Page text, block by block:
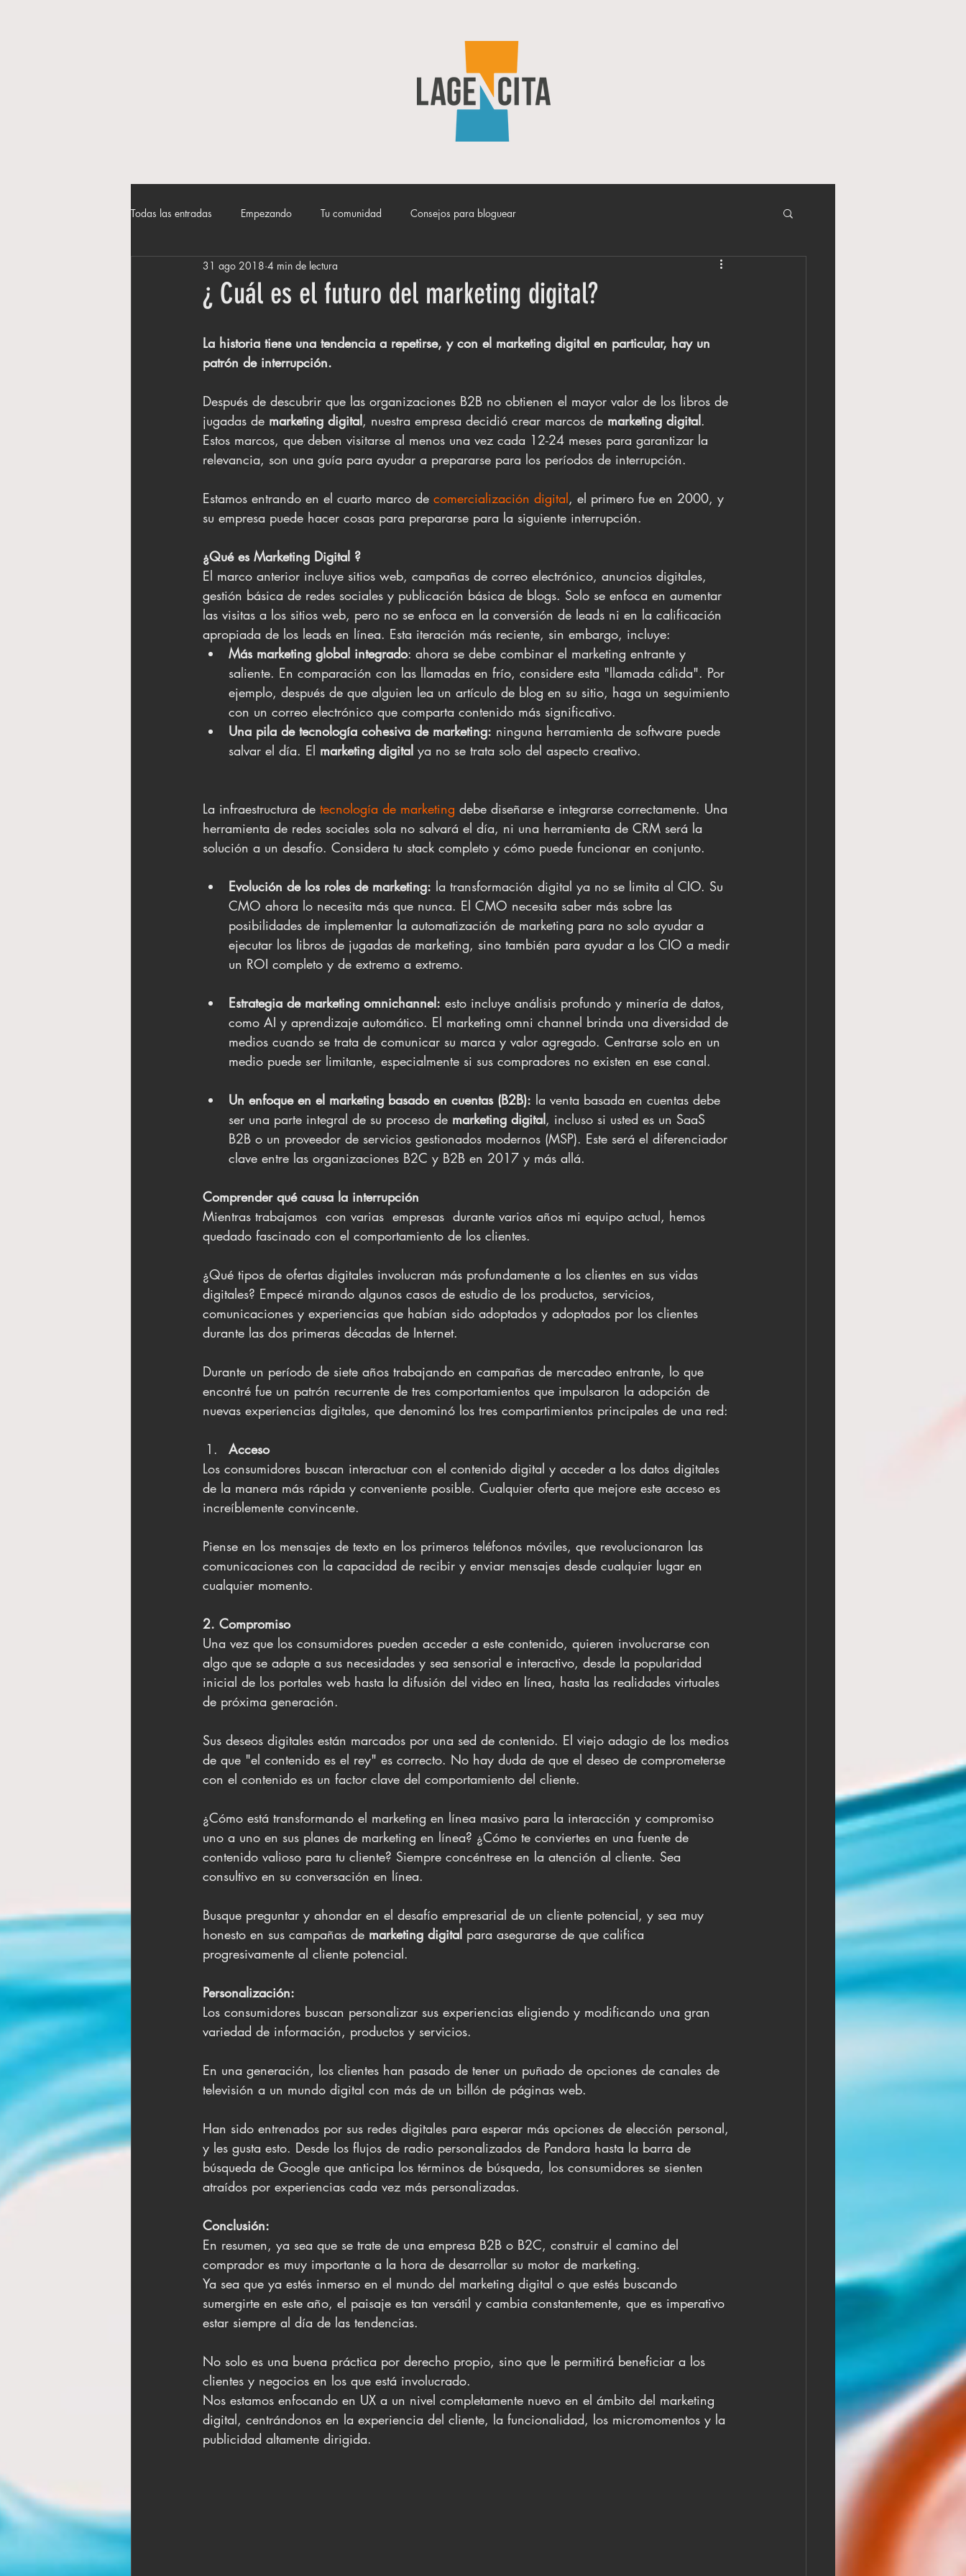
Todas las entradas Empezando Tu comunidad Consejos para bloguear
¿ Cuál es el futuro del marketing digital?
31 ago 2018 4 min de lectura
La historia tiene una tendencia a repetirse, y con el marketing digital en particular, hay un
patrón de interrupción.
Después de descubrir que las organizaciones B2B no obtienen el mayor valor de los libros de
jugadas de marketing digital, nuestra empresa decidió crear marcos de marketing digital.
Estos marcos, que deben visitarse al menos una vez cada 12-24 meses para garantizar la
relevancia, son una guía para ayudar a prepararse para los períodos de interrupción.
Estamos entrando en el cuarto marco de comercialización digital, el primero fue en 2000, y
su empresa puede hacer cosas para prepararse para la siguiente interrupción.
¿Qué es Marketing Digital ?
El marco anterior incluye sitios web, campañas de correo electrónico, anuncios digitales,
gestión básica de redes sociales y publicación básica de blogs. Solo se enfoca en aumentar
las visitas a los sitios web, pero no se enfoca en la conversión de leads ni en la calificación
apropiada de los leads en línea. Esta iteración más reciente, sin embargo, incluye:
Más marketing global integrado: ahora se debe combinar el marketing entrante y
saliente. En comparación con las llamadas en frío, considere esta "llamada cálida". Por
ejemplo, después de que alguien lea un artículo de blog en su sitio, haga un seguimiento
con un correo electrónico que comparta contenido más significativo.
Una pila de tecnología cohesiva de marketing: ninguna herramienta de software puede
salvar el día. El marketing digital ya no se trata solo del aspecto creativo.
La infraestructura de tecnología de marketing debe diseñarse e integrarse correctamente. Una
herramienta de redes sociales sola no salvará el día, ni una herramienta de CRM será la
solución a un desafío. Considera tu stack completo y cómo puede funcionar en conjunto.
Evolución de los roles de marketing: la transformación digital ya no se limita al CIO. Su
CMO ahora lo necesita más que nunca. El CMO necesita saber más sobre las
posibilidades de implementar la automatización de marketing para no solo ayudar a
ejecutar los libros de jugadas de marketing, sino también para ayudar a los CIO a medir
un ROI completo y de extremo a extremo.
Estrategia de marketing omnichannel: esto incluye análisis profundo y minería de datos,
como AI y aprendizaje automático. El marketing omni channel brinda una diversidad de
medios cuando se trata de comunicar su marca y valor agregado. Centrarse solo en un
medio puede ser limitante, especialmente si sus compradores no existen en ese canal.
Un enfoque en el marketing basado en cuentas (B2B): la venta basada en cuentas debe
ser una parte integral de su proceso de marketing digital, incluso si usted es un SaaS
B2B o un proveedor de servicios gestionados modernos (MSP). Este será el diferenciador
clave entre las organizaciones B2C y B2B en 2017 y más allá.
Comprender qué causa la interrupción
Mientras trabajamos  con varias  empresas  durante varios años mi equipo actual, hemos
quedado fascinado con el comportamiento de los clientes.
¿Qué tipos de ofertas digitales involucran más profundamente a los clientes en sus vidas
digitales? Empecé mirando algunos casos de estudio de los productos, servicios,
comunicaciones y experiencias que habían sido adoptados y adoptados por los clientes
durante las dos primeras décadas de Internet.
Durante un período de siete años trabajando en campañas de mercadeo entrante, lo que
encontré fue un patrón recurrente de tres comportamientos que impulsaron la adopción de
nuevas experiencias digitales, que denominó los tres compartimientos principales de una red:
Acceso
Los consumidores buscan interactuar con el contenido digital y acceder a los datos digitales
de la manera más rápida y conveniente posible. Cualquier oferta que mejore este acceso es
increíblemente convincente.
Piense en los mensajes de texto en los primeros teléfonos móviles, que revolucionaron las
comunicaciones con la capacidad de recibir y enviar mensajes desde cualquier lugar en
cualquier momento.
2. Compromiso
Una vez que los consumidores pueden acceder a este contenido, quieren involucrarse con
algo que se adapte a sus necesidades y sea sensorial e interactivo, desde la popularidad
inicial de los portales web hasta la difusión del video en línea, hasta las realidades virtuales
de próxima generación.
Sus deseos digitales están marcados por una sed de contenido. El viejo adagio de los medios
de que "el contenido es el rey" es correcto. No hay duda de que el deseo de comprometerse
con el contenido es un factor clave del comportamiento del cliente.
¿Cómo está transformando el marketing en línea masivo para la interacción y compromiso
uno a uno en sus planes de marketing en línea? ¿Cómo te conviertes en una fuente de
contenido valioso para tu cliente? Siempre concéntrese en la atención al cliente. Sea
consultivo en su conversación en línea.
Busque preguntar y ahondar en el desafío empresarial de un cliente potencial, y sea muy
honesto en sus campañas de marketing digital para asegurarse de que califica
progresivamente al cliente potencial.
Personalización:
Los consumidores buscan personalizar sus experiencias eligiendo y modificando una gran
variedad de información, productos y servicios.
En una generación, los clientes han pasado de tener un puñado de opciones de canales de
televisión a un mundo digital con más de un billón de páginas web.
Han sido entrenados por sus redes digitales para esperar más opciones de elección personal,
y les gusta esto. Desde los flujos de radio personalizados de Pandora hasta la barra de
búsqueda de Google que anticipa los términos de búsqueda, los consumidores se sienten
atraídos por experiencias cada vez más personalizadas.
Conclusión:
En resumen, ya sea que se trate de una empresa B2B o B2C, construir el camino del
comprador es muy importante a la hora de desarrollar su motor de marketing.
Ya sea que ya estés inmerso en el mundo del marketing digital o que estés buscando
sumergirte en este año, el paisaje es tan versátil y cambia constantemente, que es imperativo
estar siempre al día de las tendencias.
No solo es una buena práctica por derecho propio, sino que le permitirá beneficiar a los
clientes y negocios en los que está involucrado.
Nos estamos enfocando en UX a un nivel completamente nuevo en el ámbito del marketing
digital, centrándonos en la experiencia del cliente, la funcionalidad, los micromomentos y la
publicidad altamente dirigida.